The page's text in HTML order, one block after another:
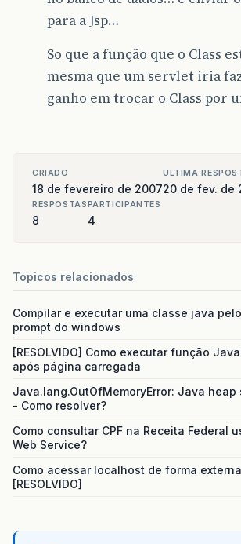
para a Jsp…
So que a função que o Class
mesma que um servlet iria
ganho em trocar o Class por
CRIADO
18 de fevereiro de 2007
ULTIMA
20 de fev. de
RESPOSTAS
8
PARTICIPANTES
4
Topicos relacionados
Compilar e executar uma classe java pelo
prompt do windows
[RESOLVIDO] Como executar função
após página carregada
Java.lang.OutOfMemoryError: Java heap
- Como resolver?
Como consultar CPF na Receita Federal
Web Service?
Como acessar localhost de forma
[RESOLVIDO]